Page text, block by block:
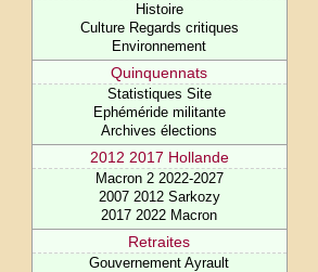
Histoire
Culture Regards critiques
Environnement
Quinquennats
Statistiques Site
Ephéméride militante
Archives élections
2012 2017 Hollande
Macron 2 2022-2027
2007 2012 Sarkozy
2017 2022 Macron
Retraites
Gouvernement Ayrault